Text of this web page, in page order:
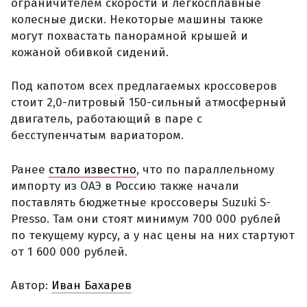
ограничителем скорости и легкосплавные
колесные диски. Некоторые машины также
могут похвастать панорамной крышей и
кожаной обивкой сидений.
Под капотом всех предлагаемых кроссоверов
стоит 2,0-литровый 150-сильный атмосферный
двигатель, работающий в паре с
бесступенчатым вариатором.
Ранее стало известно, что по параллельному
импорту из ОАЭ в Россию также начали
поставлять бюджетные кроссоверы Suzuki S-
Presso. Там они стоят минимум 700 000 рублей
по текущему курсу, а у нас цены на них стартуют
от 1 600 000 рублей.
Автор: Иван Бахарев